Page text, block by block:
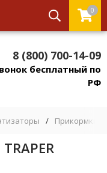
0
8 (800) 700-14-09
бесплатный по
РФ
/ Прикормки